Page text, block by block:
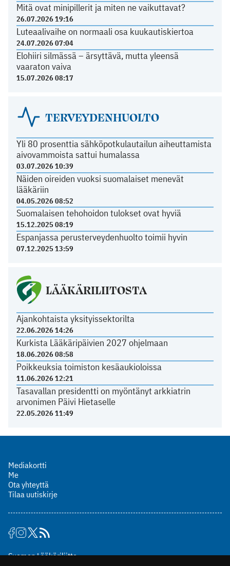
Mitä ovat minipillerit ja miten ne vaikuttavat?
26.07.2026 19:16
Luteaalivaihe on normaali osa kuukautiskiertoa
24.07.2026 07:04
Elohiiri silmässä – ärsyttävä, mutta yleensä
vaaraton vaiva
15.07.2026 08:17
TERVEYDENHUOLTO
Yli 80 prosenttia sähköpotkulautailun aiheuttamista
aivovammoista sattui humalassa
03.07.2026 10:39
Näiden oireiden vuoksi suomalaiset menevät
lääkäriin
04.05.2026 08:52
Suomalaisen tehohoidon tulokset ovat hyviä
15.12.2025 08:19
Espanjassa perusterveydenhuolto toimii hyvin
07.12.2025 13:59
LÄÄKÄRILIITOSTA
Ajankohtaista yksityissektorilta
22.06.2026 14:26
Kurkista Lääkäripäivien 2027 ohjelmaan
18.06.2026 08:58
Poikkeuksia toimiston kesäaukioloissa
11.06.2026 12:21
Tasavallan presidentti on myöntänyt arkkiatrin
arvonimen Päivi Hietaselle
22.05.2026 11:49
Mediakortti
Me
Ota yhteyttä
Tilaa uutiskirje
Suomen Lääkäriliitto